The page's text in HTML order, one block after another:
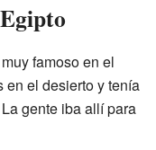
famoso en el
en el desierto y tenía
gente iba allí para